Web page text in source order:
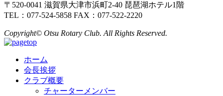
〒520-0041 滋賀県大津市浜町2-40 琵琶湖ホテル1階
TEL：077-524-5858 FAX：077-522-2220
Copyright© Otsu Rotary Club. All Rights Reserved.
ホーム
会長挨拶
クラブ概要
チャーターメンバー